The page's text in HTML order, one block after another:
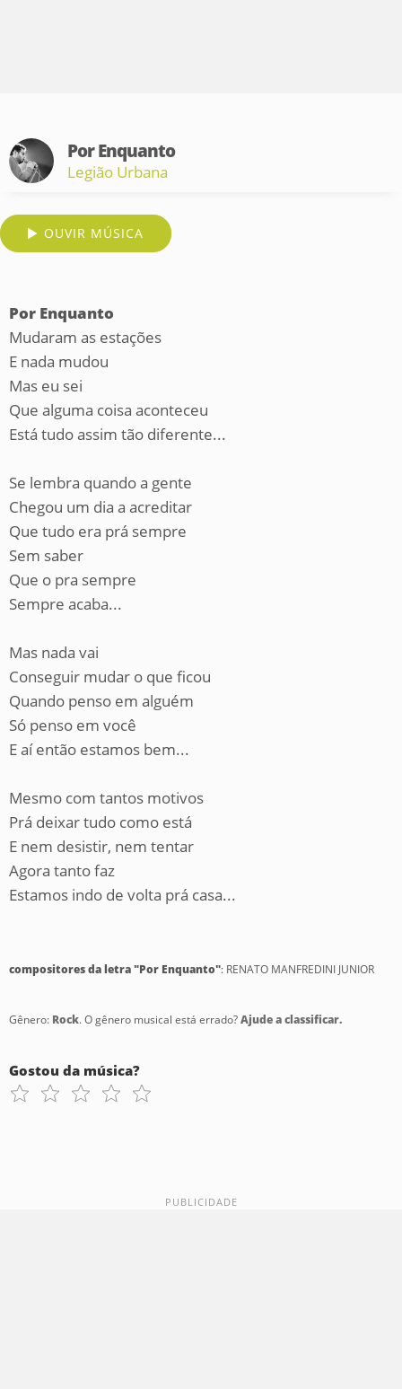
Por Enquanto
Legião Urbana
OUVIR MÚSICA
Por Enquanto
Mudaram as estações
E nada mudou
Mas eu sei
Que alguma coisa aconteceu
Está tudo assim tão diferente...
Se lembra quando a gente
Chegou um dia a acreditar
Que tudo era prá sempre
Sem saber
Que o pra sempre
Sempre acaba...
Mas nada vai
Conseguir mudar o que ficou
Quando penso em alguém
Só penso em você
E aí então estamos bem...
Mesmo com tantos motivos
Prá deixar tudo como está
E nem desistir, nem tentar
Agora tanto faz
Estamos indo de volta prá casa...
compositores da letra "Por Enquanto": RENATO MANFREDINI JUNIOR
Gênero: Rock. O gênero musical está errado?Ajude a classificar.
Gostou da música?